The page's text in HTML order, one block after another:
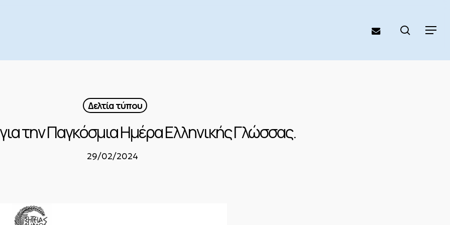
Menu
email search
Δελτία τύπου
την Παγκόσμια Ημέρα Ελληνικής Γλώσσας.
29/02/2024